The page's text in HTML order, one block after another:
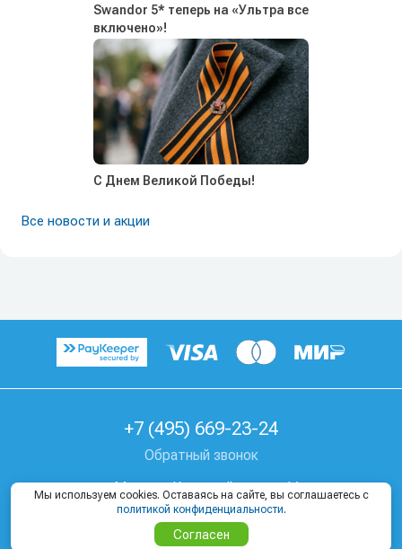
Swandor 5* теперь на «Ультра все
включено»!
С Днем Великой Победы!
Все новости и акции
+7 (495) 669-23-24
Обратный звонок
г. Москва, Козицкий пер, д. 1А
Где купить тур
Мы используем cookies. Оставаясь на сайте, вы соглашаетесь с
политикой конфиденциальности.
Согласен